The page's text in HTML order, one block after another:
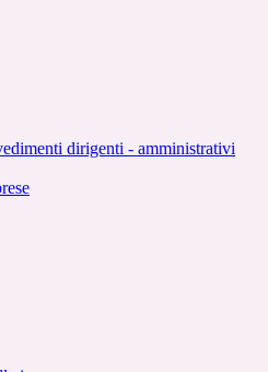
dirigenti - amministrativi